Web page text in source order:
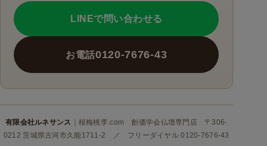
LINEで問い合わせる
お電話0120-7676-43
有限会社ルネサンス
｜桜梅桃李.com 創価学会仏壇専門店 〒306-
0212 茨城県古河市久能1711-2 ／ フリーダイヤル 0120-7676-43